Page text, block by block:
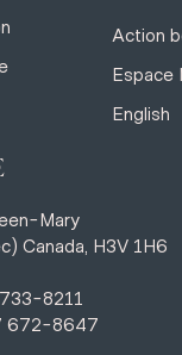
Action
Espace
English
Mary
Canada, H3V 1H6
8211
672-8647